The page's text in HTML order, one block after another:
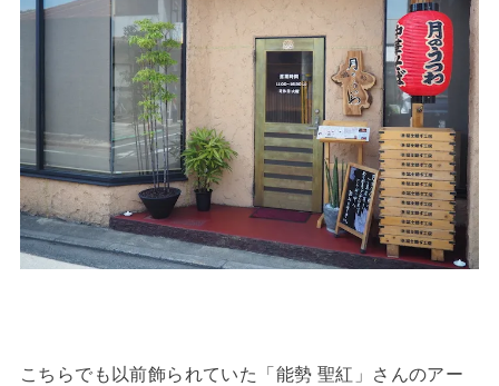
こちらでも以前飾られていた「能勢 聖紅」さんのアー